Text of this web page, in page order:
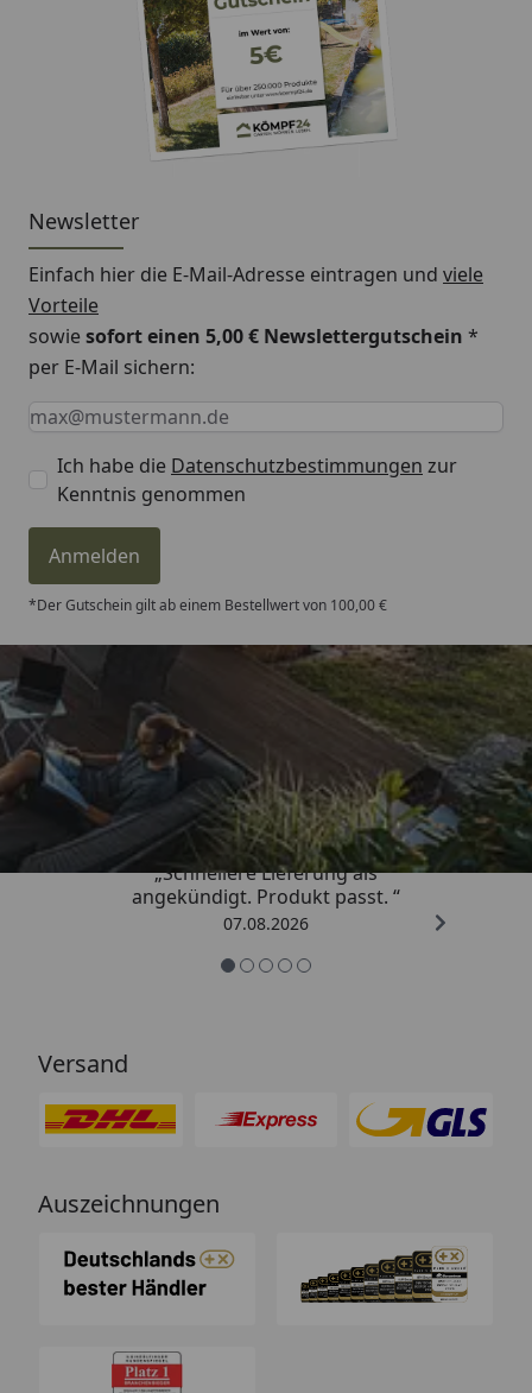
Newsletter
Einfach hier die E-Mail-Adresse eintragen und viele
Vorteile
sowiesofort einen 5,00 € Newslettergutschein *
per E-Mail sichern:
Keine Eingabe erforderlich
Eingabe erforderlich
E-Mail *
Ich habe die Datenschutzbestimmungen zur
Kenntnis genommen
Anmelden
*Der Gutschein gilt ab einem Bestellwert von 100,00 €
Trusted Shops
4,81/ 5
„Schnellere Lieferung als
angekündigt. Produkt passt. “
07.08.2026
Versand
Auszeichnungen